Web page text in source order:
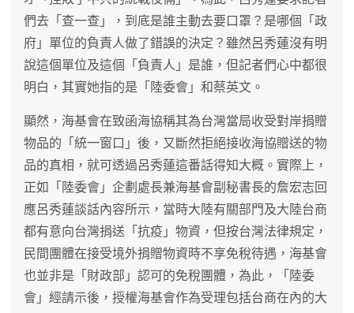
們去「查一查」，到底是誰主動去要口罩？是哪個「政
府」單位的負責人做了錯誤的決定？雖然呂秀蓮沒有明
說這個單位及這個「負責人」是誰，但記者們心中都很
明白，其實她指的是「陸委會」和蔡英文。
顯然，海基會在致函海協稱其為台灣當局收受對岸捐贈
物品的「統一窗口」後，又斷然拒絕接收海協贈送的物
品的真相，就可透過呂秀蓮這番話得知大概。實際上，
正如「陸委會」企劃處長兼海基會副秘書長的詹宏志回
應呂秀蓮談話內容所示，當時大陸有關部門及大陸台商
都有意向台灣捐送「抗疫」物資，但按台灣法律規定，
民間團體在接受境外捐贈物資時不享免稅待遇，海基會
也並非是「財政部」認可的免稅團體，為此，「陸委
會」經請示後，授權海基會作為受理包括台商在內的大